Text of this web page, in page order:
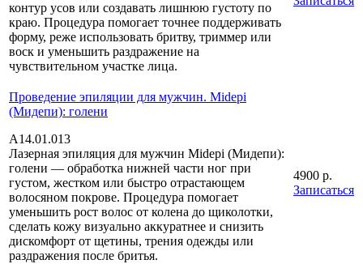
контур усов или создавать лишнюю густоту по
краю. Процедура помогает точнее поддерживать
форму, реже использовать бритву, триммер или
воск и уменьшить раздражение на
чувствительном участке лица.
Проведение эпиляции для мужчин. Midepi
(Мидепи): голени
А14.01.013
Лазерная эпиляция для мужчин Midepi (Мидепи):
голени — обработка нижней части ног при
густом, жестком или быстро отрастающем
волосяном покрове. Процедура помогает
уменьшить рост волос от колена до щиколотки,
сделать кожу визуально аккуратнее и снизить
дискомфорт от щетины, трения одежды или
раздражения после бритья.
4900 р.
Записаться